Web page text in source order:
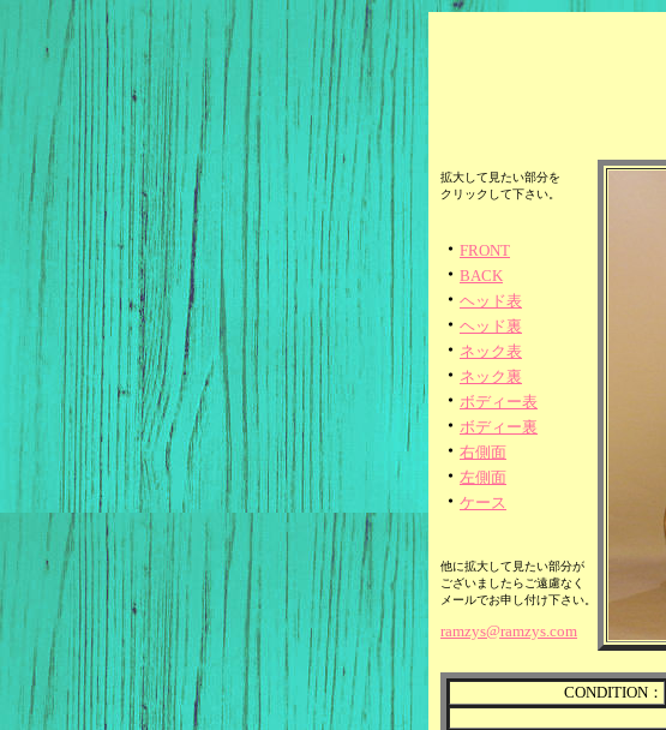
拡大して見たい部分を
クリックして下さい。
・ FRONT
・ BACK
・ ヘッド表
・ ヘッド裏
・ ネック表
・ ネック裏
・ ボディー表
・ ボディー裏
・ 右側面
・ 左側面
・ ケース
他に拡大して見たい部分が
ございましたらご遠慮なく
メールでお申し付け下さい。
ramzys@ramzys.com
CONDITION：